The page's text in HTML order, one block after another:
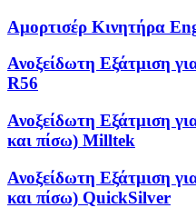
Αμορτισέρ Κινητήρα
Ανοξείδωτη Eξάτμιση
R56
Ανοξείδωτη Εξάτμιση
και πίσω) Milltek
Ανοξείδωτη Εξάτμιση
και πίσω) QuickSilver